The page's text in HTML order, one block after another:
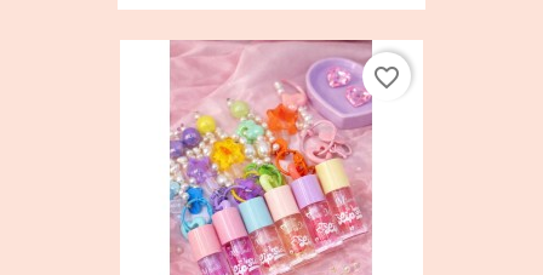
favorite_border